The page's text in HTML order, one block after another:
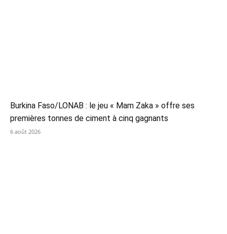
Burkina Faso/LONAB : le jeu « Mam Zaka » offre ses
premières tonnes de ciment à cinq gagnants
6 août 2026